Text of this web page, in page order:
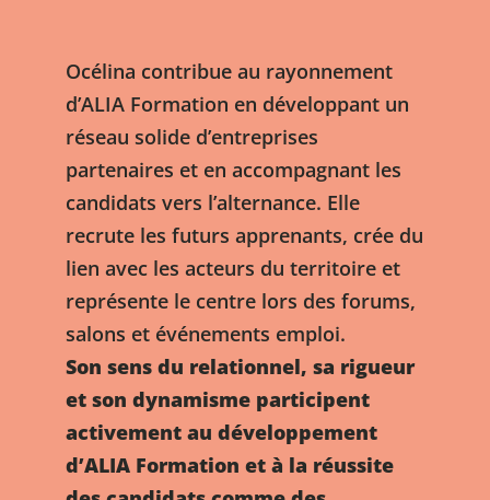
Océlina contribue au rayonnement
d’ALIA Formation en développant un
réseau solide d’entreprises
partenaires et en accompagnant les
candidats vers l’alternance. Elle
recrute les futurs apprenants, crée du
lien avec les acteurs du territoire et
représente le centre lors des forums,
salons et événements emploi.
Son sens du relationnel, sa rigueur
et son dynamisme participent
activement au développement
d’ALIA Formation et à la réussite